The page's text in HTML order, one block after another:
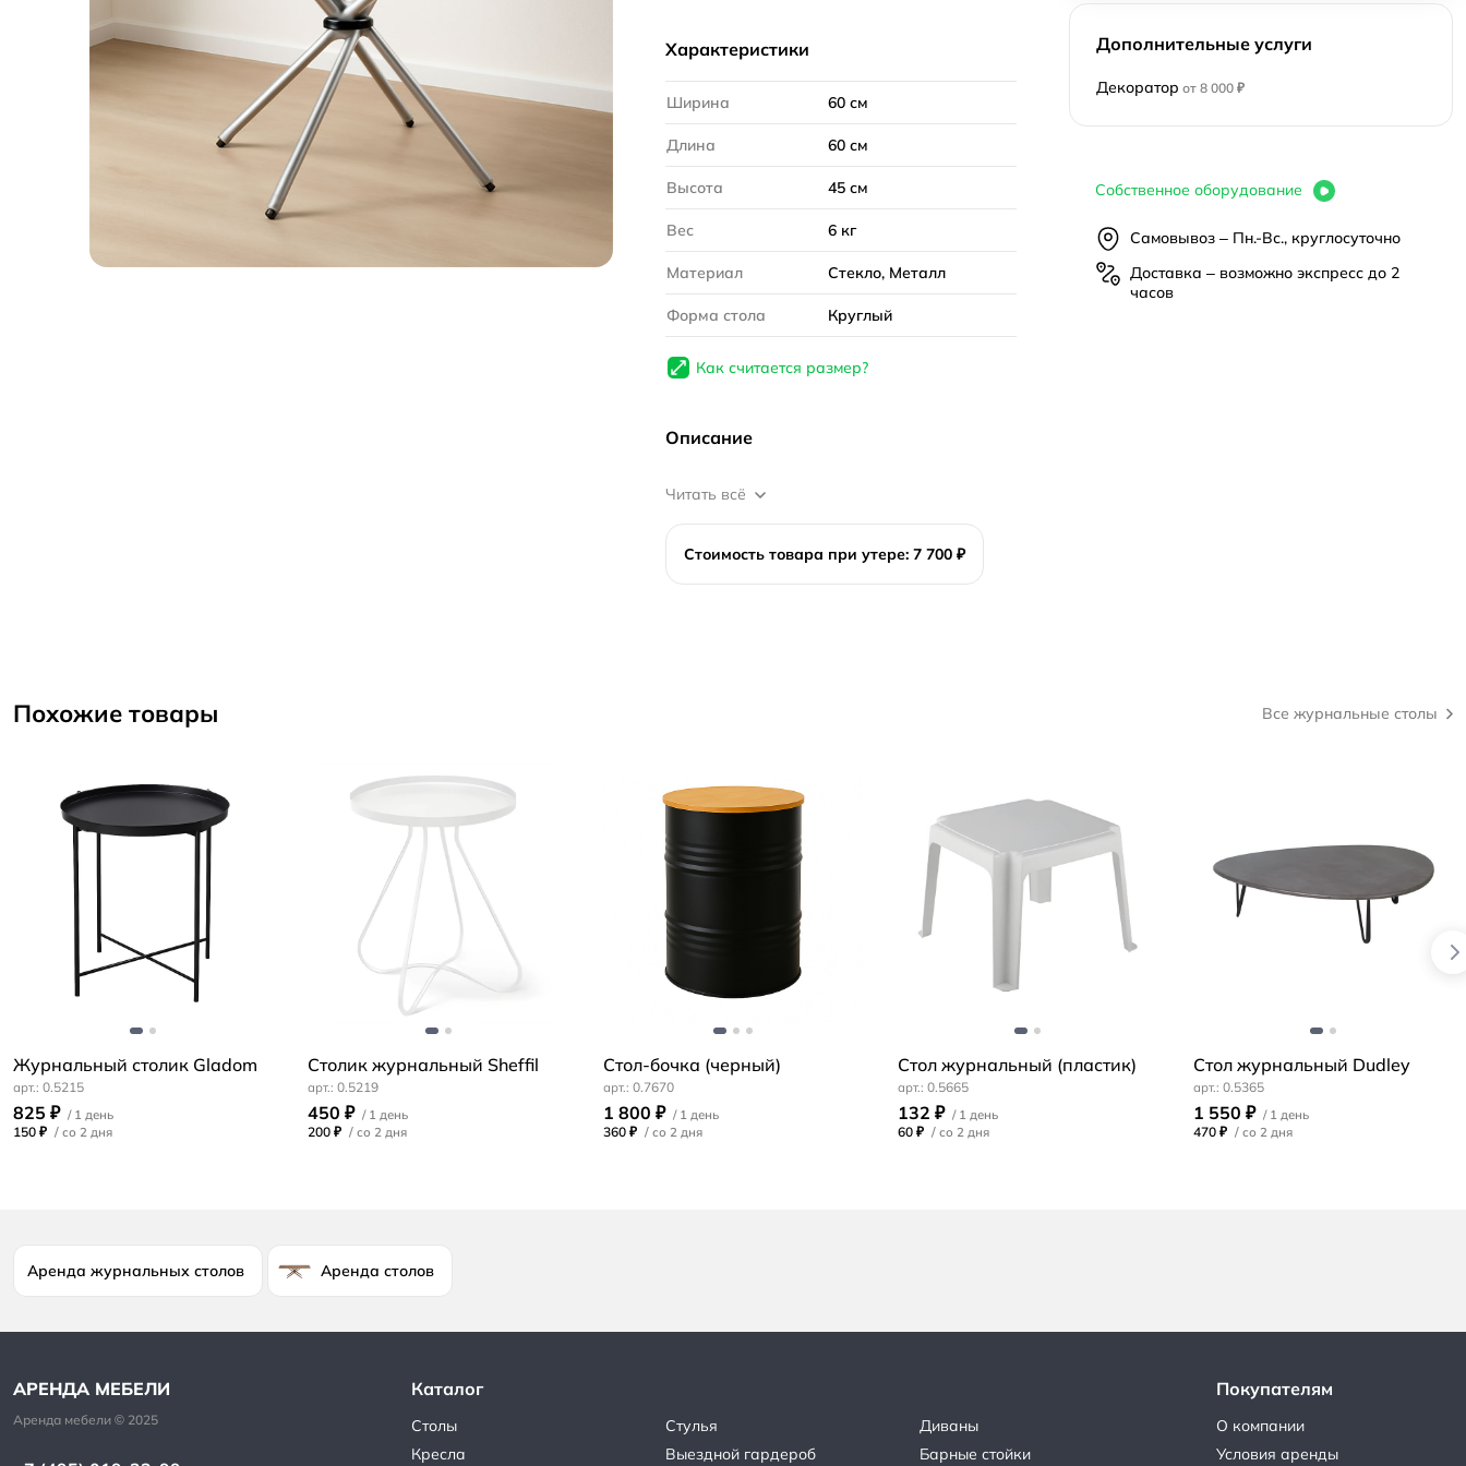
Характеристики
Ширина 60 см
Длина 60 см
Высота 45 см
Вес 6 кг
Материал Стекло, Металл
Форма стола Круглый
Как считается размер?
Описание
Читать всё
Стоимость товара при утере: 7 700 ₽
Дополнительные услуги
Декоратор от 8 000 ₽
Собственное оборудование
Самовывоз – Пн.-Вс., круглосуточно
Доставка – возможно экспресс до 2
часов
Похожие товары Все журнальные столы
Журнальный столик Gladom
0.5215
825 ₽
150 ₽ /
Столик журнальный Sheffil
0.5219
450 ₽
200 ₽ /
Стол-бочка (черный)
0.7670
1 800 ₽
360 ₽ /
Стол журнальный (пластик)
0.5665
132 ₽
60 ₽ /
Стол журнальный Dudley
0.5365
1 550 ₽
470 ₽ /
Аренда журнальных столов Аренда столов
Каталог
Столы Стулья
Диваны
Кресла
Выездной гардероб Барные стойки
Покупателям
О компании
Условия аренды